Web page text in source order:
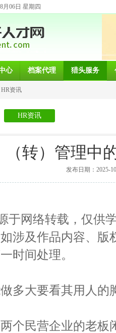
月06日 星期四
心 档案代理 猎头服务
HR资讯
HR资讯
（转）管理中
发布日期：2025-
于网络转载，仅供
涉及作品内容、版
时间处理。
多大要看其用人的
个民营企业的老